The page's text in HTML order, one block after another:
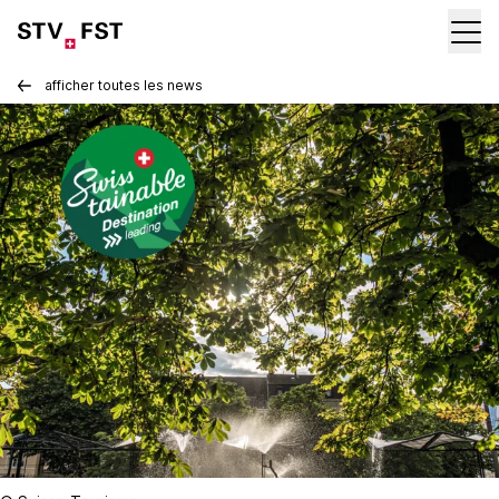
afficher toutes les news